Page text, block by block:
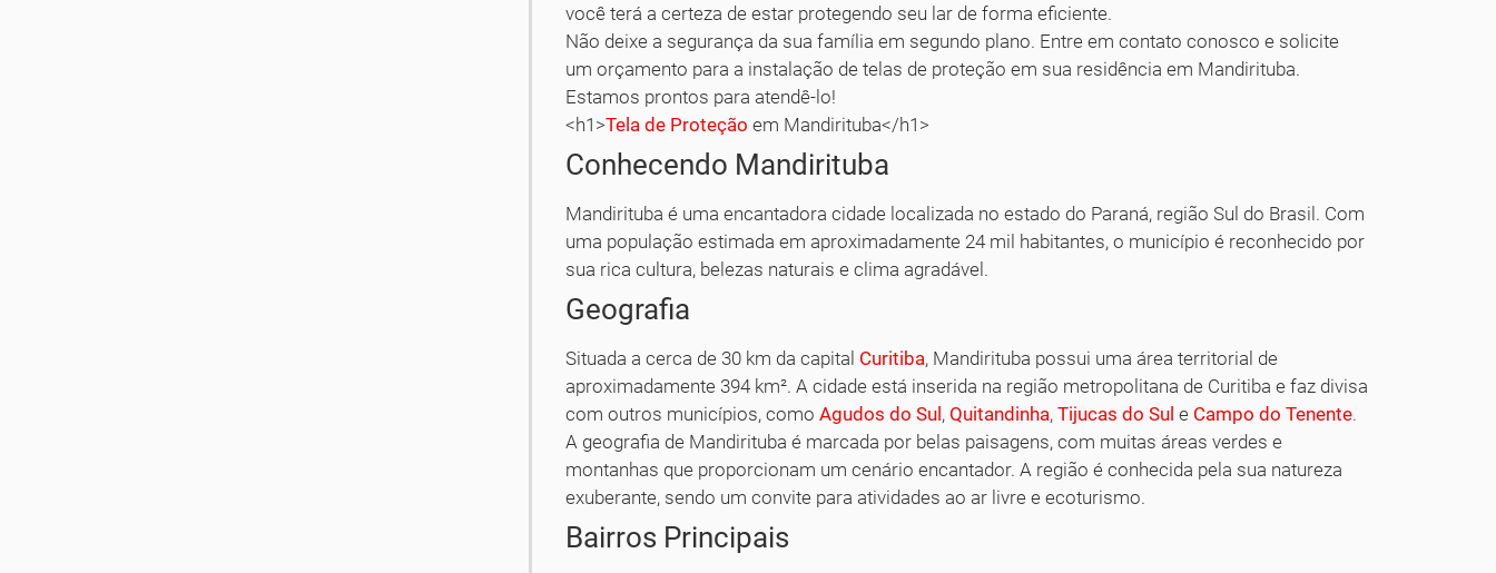
você terá a certeza de estar protegendo seu lar de forma eficiente.
Não deixe a segurança da sua família em segundo plano. Entre em contato conosco e solicite
um orçamento para a instalação de telas de proteção em sua residência em Mandirituba.
Estamos prontos para atendê-lo!
<h1>Tela de Proteção em Mandirituba</h1>
Conhecendo Mandirituba
Mandirituba é uma encantadora cidade localizada no estado do Paraná, região Sul do Brasil. Com
uma população estimada em aproximadamente 24 mil habitantes, o município é reconhecido por
sua rica cultura, belezas naturais e clima agradável.
Geografia
Situada a cerca de 30 km da capital Curitiba, Mandirituba possui uma área territorial de
aproximadamente 394 km². A cidade está inserida na região metropolitana de Curitiba e faz divisa
com outros municípios, comoAgudos do Sul, Quitandinha,Tijucas do Sul e Campo do Tenente.
A geografia de Mandirituba é marcada por belas paisagens, com muitas áreas verdes e
montanhas que proporcionam um cenário encantador. A região é conhecida pela sua natureza
exuberante, sendo um convite para atividades ao ar livre e ecoturismo.
Bairros Principais